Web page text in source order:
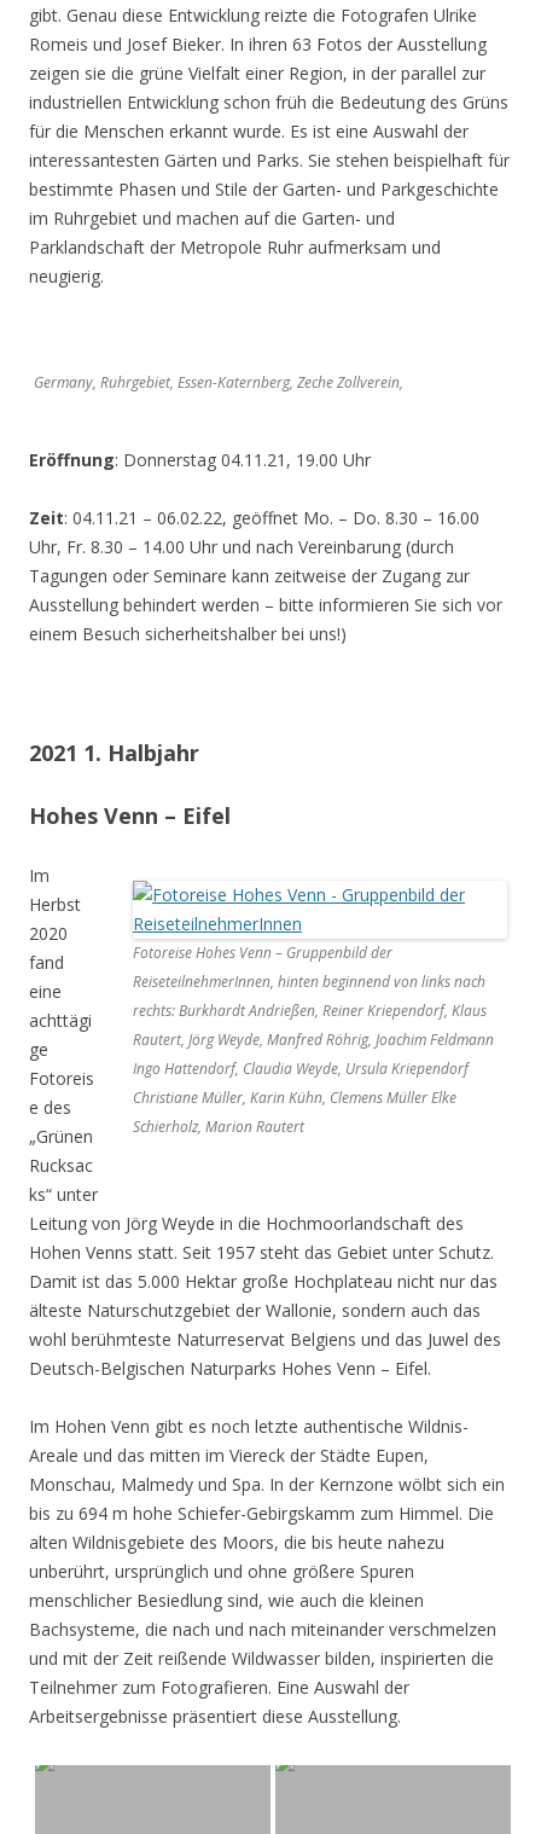
gibt. Genau diese Entwicklung reizte die Fotografen Ulrike
Romeis und Josef Bieker. In ihren 63 Fotos der Ausstellung
zeigen sie die grüne Vielfalt einer Region, in der parallel zur
industriellen Entwicklung schon früh die Bedeutung des Grüns
für die Menschen erkannt wurde. Es ist eine Auswahl der
interessantesten Gärten und Parks. Sie stehen beispielhaft für
bestimmte Phasen und Stile der Garten- und Parkgeschichte
im Ruhrgebiet und machen auf die Garten- und
Parklandschaft der Metropole Ruhr aufmerksam und
neugierig.
Germany, Ruhrgebiet, Essen-Katernberg, Zeche Zollverein,
Eröffnung: Donnerstag 04.11.21, 19.00 Uhr
Zeit: 04.11.21 – 06.02.22, geöffnet Mo. – Do. 8.30 – 16.00
Uhr, Fr. 8.30 – 14.00 Uhr und nach Vereinbarung (durch
Tagungen oder Seminare kann zeitweise der Zugang zur
Ausstellung behindert werden – bitte informieren Sie sich vor
einem Besuch sicherheitshalber bei uns!)
2021 1. Halbjahr
Hohes Venn – Eifel
Fotoreise Hohes Venn – Gruppenbild der
ReiseteilnehmerInnen, hinten beginnend von links nach
rechts: Burkhardt Andrießen, Reiner Kriependorf, Klaus
Rautert, Jörg Weyde, Manfred Röhrig, Joachim Feldmann
Ingo Hattendorf, Claudia Weyde, Ursula Kriependorf
Christiane Müller, Karin Kühn, Clemens Müller Elke
Schierholz, Marion Rautert
Im
Herbst
2020
fand
eine
achttägi
ge
Fotoreis
e des
„Grünen
Rucksac
ks“ unter
Leitung von Jörg Weyde in die Hochmoorlandschaft des
Hohen Venns statt. Seit 1957 steht das Gebiet unter Schutz.
Damit ist das 5.000 Hektar große Hochplateau nicht nur das
älteste Naturschutzgebiet der Wallonie, sondern auch das
wohl berühmteste Naturreservat Belgiens und das Juwel des
Deutsch-Belgischen Naturparks Hohes Venn – Eifel.
Im Hohen Venn gibt es noch letzte authentische Wildnis-
Areale und das mitten im Viereck der Städte Eupen,
Monschau, Malmedy und Spa. In der Kernzone wölbt sich ein
bis zu 694 m hohe Schiefer-Gebirgskamm zum Himmel. Die
alten Wildnisgebiete des Moors, die bis heute nahezu
unberührt, ursprünglich und ohne größere Spuren
menschlicher Besiedlung sind, wie auch die kleinen
Bachsysteme, die nach und nach miteinander verschmelzen
und mit der Zeit reißende Wildwasser bilden, inspirierten die
Teilnehmer zum Fotografieren. Eine Auswahl der
Arbeitsergebnisse präsentiert diese Ausstellung.